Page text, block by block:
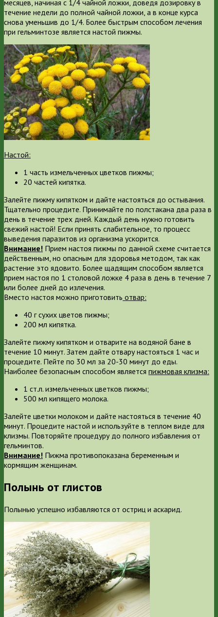
месяцев, начиная с 1/4 чайной ложки, доведя дозировку в
течение недели до полной чайной ложки, а в конце курса
снова уменьшив до 1/4. Более быстрым способом лечения
при гельминтозе является настой пижмы.
Настой:
1 часть измельченных цветков пижмы;
20 частей кипятка.
Залейте пижму кипятком и дайте настояться до остывания.
Тщательно процедите. Принимайте по полстакана два раза в
день в течение трех дней. Каждый день нужно готовить
свежий настой! Если принять слабительное, то процесс
выведения паразитов из организма ускорится.
Внимание! Прием настоя пижмы по данной схеме считается
действенным, но опасным для здоровья методом, так как
растение это ядовито. Более щадящим способом является
прием настоя по 1 столовой ложке 4 раза в день в течение 7
или более дней до излечения.
Вместо настоя можно приготовить отвар:
40 г сухих цветов пижмы;
200 мл кипятка.
Залейте пижму кипятком и отварите на водяной бане в
течение 10 минут. Затем дайте отвару настояться 1 час и
процедите. Пейте по 30 мл за 20-30 минут до еды.
Наиболее безопасным способом является пижмовая клизма:
1 ст.л. измельченных цветков пижмы;
500 мл кипящего молока.
Залейте цветки молоком и дайте настояться в течение 40
минут. Процедите настой и используйте в теплом виде для
клизмы. Повторяйте процедуру до полного избавления от
гельминтов.
Внимание! Пижма противопоказана беременным и
кормящим женщинам.
Полынь от глистов
Полынью успешно избавляются от остриц и аскарид.